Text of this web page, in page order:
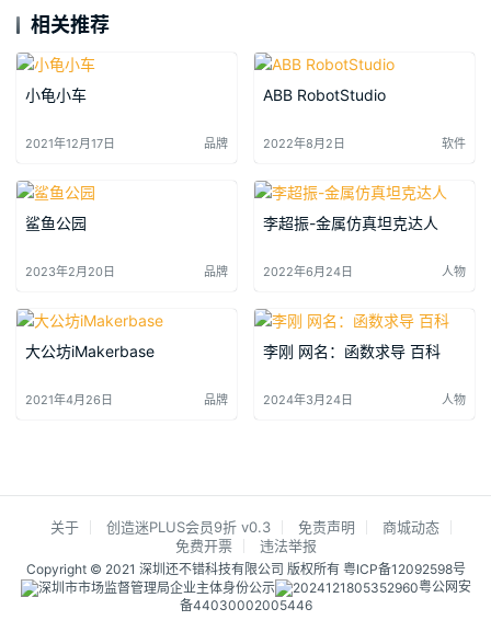
相关推荐
小龟小车
2021年12月17日 品牌
ABB RobotStudio
2022年8月2日 软件
鲨鱼公园
2023年2月20日 品牌
李超振-金属仿真坦克达人
2022年6月24日 人物
大公坊iMakerbase
2021年4月26日 品牌
李刚 网名：函数求导 百科
2024年3月24日 人物
关于 创造迷PLUS会员9折 v0.3 免责声明
商城动态
免费开票
违法举报
Copyright © 2021 深圳还不错科技有限公司 版权所有 粤ICP备12092598号
粤公网安
备44030002005446